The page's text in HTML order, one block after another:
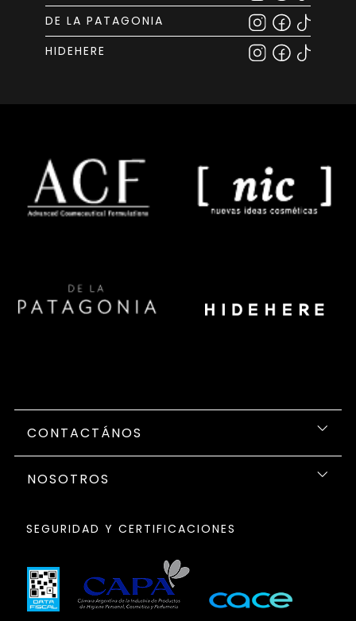
DE LA PATAGONIA
HIDEHERE
CONTACTÁNOS
NOSOTROS
SEGURIDAD Y CERTIFICACIONES